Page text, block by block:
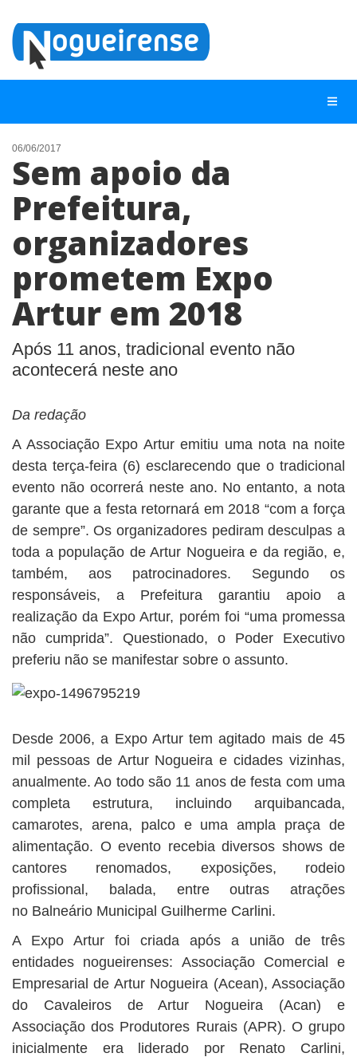
NOTÍCIAS
LISTA DIGITAL
TELEFONES ÚTEIS
QUEM SOMOS
CONTATO
ANUNCIE
06/06/2017
Sem apoio da
Prefeitura,
organizadores
prometem Expo
Artur em 2018
Após 11 anos, tradicional evento não
acontecerá neste ano
Da redação
A Associação Expo Artur emitiu uma nota na noite
desta terça-feira (6) esclarecendo que o tradicional
evento não ocorrerá neste ano. No entanto, a nota
garante que a festa retornará em 2018 “com a força
de sempre”. Os organizadores pediram desculpas a
toda a população de Artur Nogueira e da região, e,
também, aos patrocinadores. Segundo os
responsáveis, a Prefeitura garantiu apoio a
realização da Expo Artur, porém foi “uma promessa
não cumprida”. Questionado, o Poder Executivo
preferiu não se manifestar sobre o assunto.
Desde 2006, a Expo Artur tem agitado mais de 45
mil pessoas de Artur Nogueira e cidades vizinhas,
anualmente. Ao todo são 11 anos de festa com uma
completa estrutura, incluindo arquibancada,
camarotes, arena, palco e uma ampla praça de
alimentação. O evento recebia diversos shows de
cantores renomados, exposições, rodeio
profissional, balada, entre outras atrações
no Balneário Municipal Guilherme Carlini.
A Expo Artur foi criada após a união de três
entidades nogueirenses: Associação Comercial e
Empresarial de Artur Nogueira (Acean), Associação
do Cavaleiros de Artur Nogueira (Acan) e
Associação dos Produtores Rurais (APR). O grupo
inicialmente era liderado por Renato Carlini,